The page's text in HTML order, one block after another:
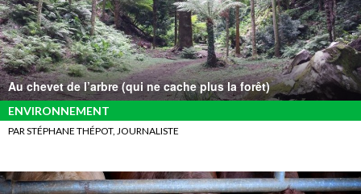
Au chevet de l’arbre (qui ne cache plus la forêt)
ENVIRONNEMENT
PAR STÉPHANE THÉPOT, JOURNALISTE